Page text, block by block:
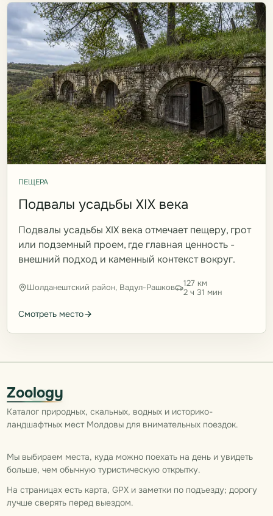
ПЕЩЕРА
Подвалы усадьбы XIX века
Подвалы усадьбы XIX века отмечает пещеру, грот
или подземный проем, где главная ценность -
внешний подход и каменный контекст вокруг.
Шолданештский район, Вадул-Рашков
127 км
2 ч 31 мин
Смотреть место
Zoology
Каталог природных, скальных, водных и историко-
ландшафтных мест Молдовы для внимательных поездок.
Мы выбираем места, куда можно поехать на день и увидеть
больше, чем обычную туристическую открытку.
На страницах есть карта, GPX и заметки по подъезду; дорогу
лучше сверять перед выездом.